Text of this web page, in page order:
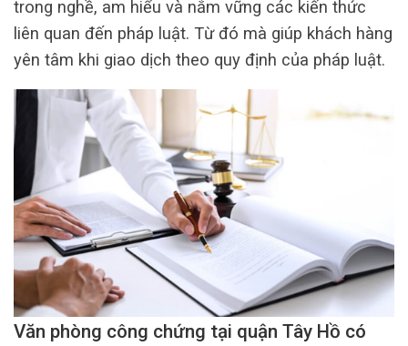
trong nghề, am hiểu và nắm vững các kiến thức
liên quan đến pháp luật. Từ đó mà giúp khách hàng
yên tâm khi giao dịch theo quy định của pháp luật.
Văn phòng công chứng tại quận Tây Hồ có